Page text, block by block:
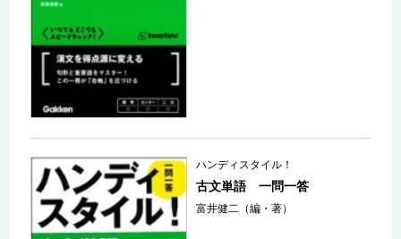
ハンディスタイル！
古文単語 一問一答
富井健二（編・著）